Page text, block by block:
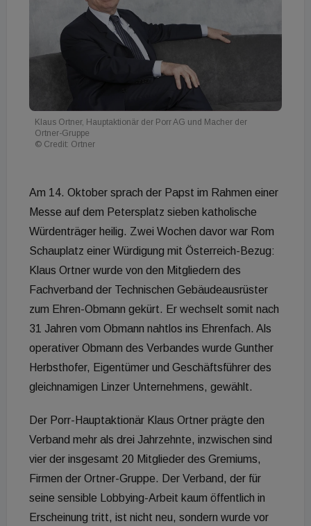
Klaus Ortner, Hauptaktionär der Porr AG und Macher der
Ortner-Gruppe
© Credit: Ortner
Am 14. Oktober sprach der Papst im Rahmen einer
Messe auf dem Petersplatz sieben katholische
Würdenträger heilig. Zwei Wochen davor war Rom
Schauplatz einer Würdigung mit Österreich-Bezug:
Klaus Ortner wurde von den Mitgliedern des
Fachverband der Technischen Gebäudeausrüster
zum Ehren-Obmann gekürt. Er wechselt somit nach
31 Jahren vom Obmann nahtlos ins Ehrenfach. Als
operativer Obmann des Verbandes wurde Gunther
Herbsthofer, Eigentümer und Geschäftsführer des
gleichnamigen Linzer Unternehmens, gewählt.
Der Porr-Hauptaktionär Klaus Ortner prägte den
Verband mehr als drei Jahrzehnte, inzwischen sind
vier der insgesamt 20 Mitglieder des Gremiums,
Firmen der Ortner-Gruppe. Der Verband, der für
seine sensible Lobbying-Arbeit kaum öffentlich in
Erscheinung tritt, ist nicht neu, sondern wurde vor